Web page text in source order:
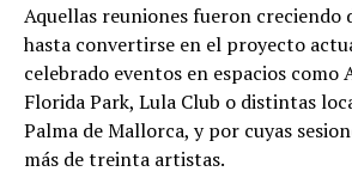
Aquellas reuniones fueron creciendo
hasta convertirse en el proyecto
celebrado eventos en espacios como
Florida Park, Lula Club o distintas
Palma de Mallorca, y por cuyas
más de treinta artistas.